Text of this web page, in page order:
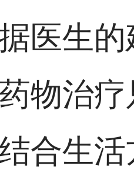
医生
物治
合生